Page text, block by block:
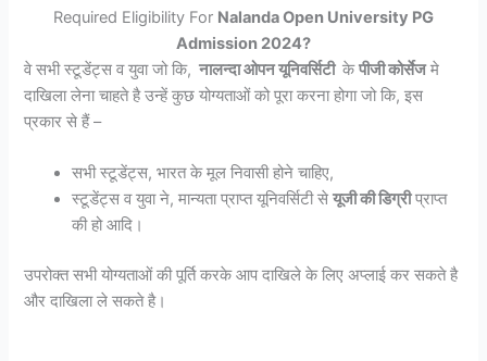
Required Eligibility For Nalanda Open University PG
Admission 2024?
वे सभी स्टूडेंट्स व युवा जो कि, नालन्दा ओपन यूनिवर्सिटी केपीजी कोर्सेजमे
दाखिला लेना चाहते है उन्हें कुछ योग्यताओं को पूरा करना होगा जो कि, इस
प्रकार से हैं –
सभी स्टूडेंट्स, भारत के मूल निवासी होने चाहिए,
स्टूडेंट्स व युवा ने, मान्यता प्राप्त यूनिवर्सिटी सेयूजी की डिग्रीप्राप्त
की हो आदि।
उपरोक्त सभी योग्यताओं की पूर्ति करके आप दाखिले के लिए अप्लाई कर सकते है
और दाखिला ले सकते है।